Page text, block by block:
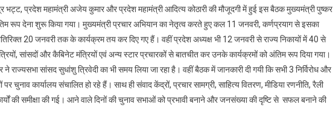
भट्ट, प्रदेश महामंत्री अजेय कुमार और प्रदेश महामंत्री आदित्य कोठारी की मौजूदगी में हुई इस बैठक मुख्यमंत्री पुष्कर
रूप देना शुरू किया गया। मुख्यमंत्री प्रचार अभियान का नेतृत्व करते हुए कल 11 जनवरी, कर्णप्रयाग से इसका
20 जनवरी तक के कार्यक्रम तय कर दिए गए हैं। वहीं प्रदेश अध्यक्ष भी 12 जनवरी से राज्य निकायों में 40 से
सांसदों और कैबिनेट मंत्रियों एवं अन्य स्टार प्रचारकों से बातचीत कर उनके कार्यक्रमों को अंतिम रूप दिया गया।
राज्यसभा सांसद सुधांशु त्रिवेदी का भी समय लिया जा रहा है। वहीं बैठक में जानकारी दी गयी कि सभी 3 निर्विरोध और
चुनाव कार्यालय संचालित हो रहे हैं। साथ ही संवाद केंद्रों, प्रचार सामग्री, साहित्य वितरण, मीडिया रणनीति, रैली
की समीक्षा की गई। आने वाले दिनों की चुनाव सभाओं को प्रभावी बनाने और जनसंख्या की दृष्टि से सफल बनाने की